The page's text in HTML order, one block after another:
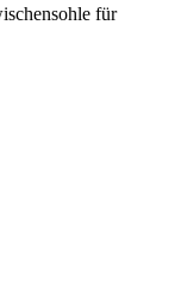
für